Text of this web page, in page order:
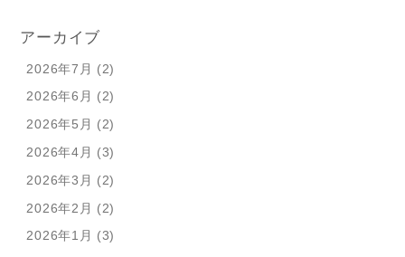
アーカイブ
2026年7月 (2)
2026年6月 (2)
2026年5月 (2)
2026年4月 (3)
2026年3月 (2)
2026年2月 (2)
2026年1月 (3)